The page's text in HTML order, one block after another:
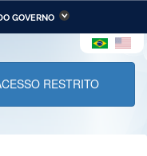
GOVERNO
e
RESTRITO